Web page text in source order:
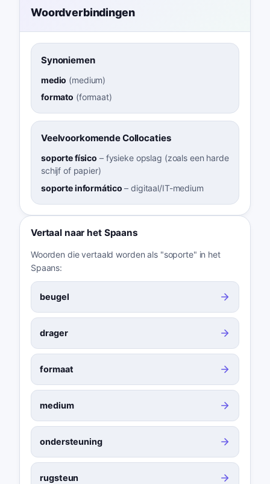
Woordverbindingen
Synoniemen
medio (medium)
formato (formaat)
Veelvoorkomende Collocaties
soporte físico – fysieke opslag (zoals een harde
schijf of papier)
soporte informático –digitaal/IT-medium
Vertaal naar het Spaans
Woorden die vertaald worden als "soporte" in het
Spaans:
beugel
drager
formaat
medium
ondersteuning
rugsteun